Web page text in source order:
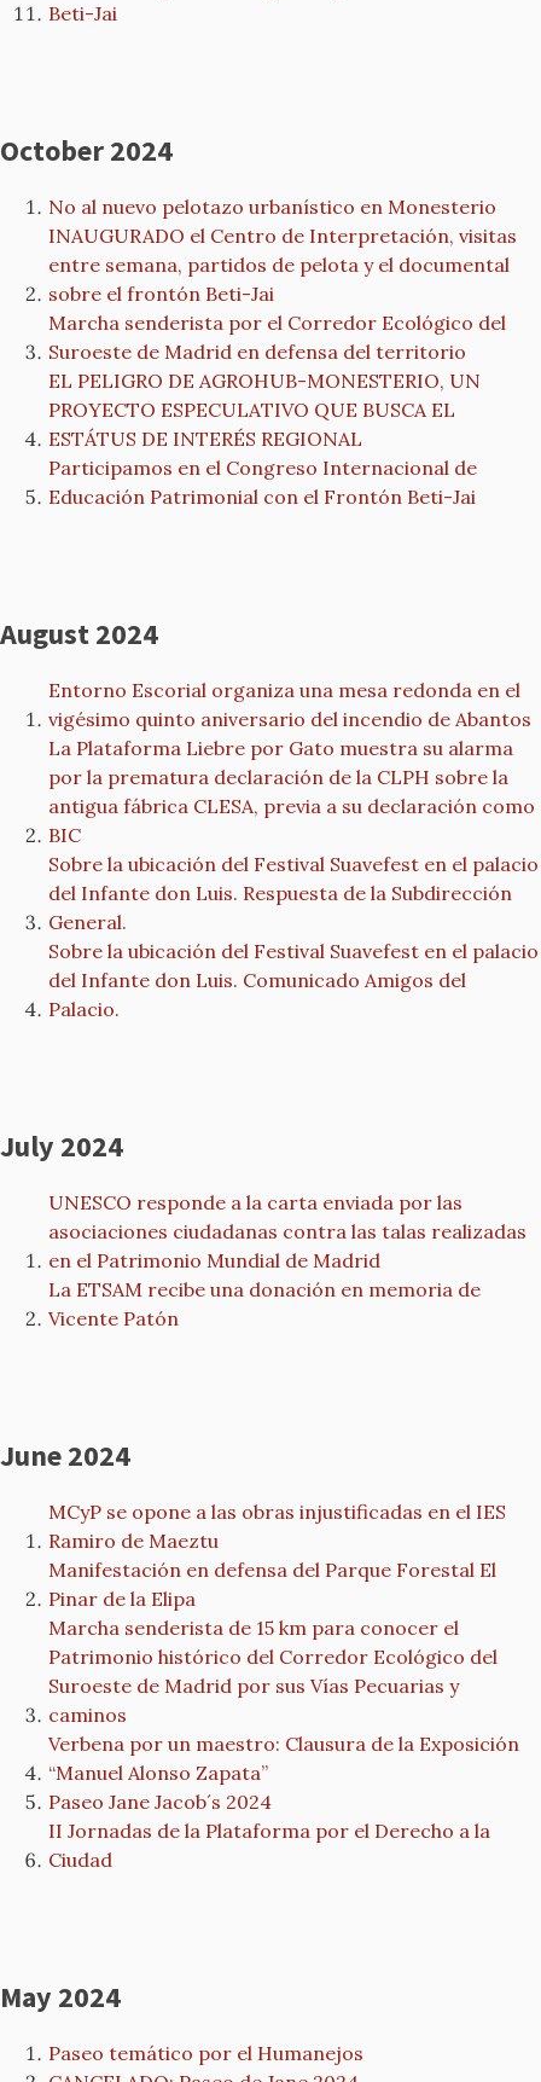
Beti-Jai
October 2024
No al nuevo pelotazo urbanístico en Monesterio
INAUGURADO el Centro de Interpretación, visitas
entre semana, partidos de pelota y el documental
sobre el frontón Beti-Jai
Marcha senderista por el Corredor Ecológico del
Suroeste de Madrid en defensa del territorio
EL PELIGRO DE AGROHUB-MONESTERIO, UN
PROYECTO ESPECULATIVO QUE BUSCA EL
ESTÁTUS DE INTERÉS REGIONAL
Participamos en el Congreso Internacional de
Educación Patrimonial con el Frontón Beti-Jai
August 2024
Entorno Escorial organiza una mesa redonda en el
vigésimo quinto aniversario del incendio de Abantos
La Plataforma Liebre por Gato muestra su alarma
por la prematura declaración de la CLPH sobre la
antigua fábrica CLESA, previa a su declaración como
BIC
Sobre la ubicación del Festival Suavefest en el palacio
del Infante don Luis. Respuesta de la Subdirección
General.
Sobre la ubicación del Festival Suavefest en el palacio
del Infante don Luis. Comunicado Amigos del
Palacio.
July 2024
UNESCO responde a la carta enviada por las
asociaciones ciudadanas contra las talas realizadas
en el Patrimonio Mundial de Madrid
La ETSAM recibe una donación en memoria de
Vicente Patón
June 2024
MCyP se opone a las obras injustificadas en el IES
Ramiro de Maeztu
Manifestación en defensa del Parque Forestal El
Pinar de la Elipa
Marcha senderista de 15 km para conocer el
Patrimonio histórico del Corredor Ecológico del
Suroeste de Madrid por sus Vías Pecuarias y
caminos
Verbena por un maestro: Clausura de la Exposición
“Manuel Alonso Zapata”
Paseo Jane Jacob´s 2024
II Jornadas de la Plataforma por el Derecho a la
Ciudad
May 2024
Paseo temático por el Humanejos